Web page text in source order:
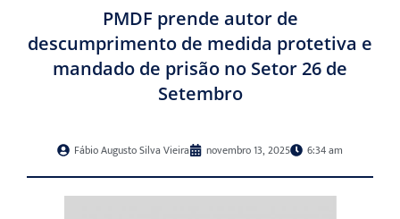
PMDF prende autor de
descumprimento de medida protetiva e
mandado de prisão no Setor 26 de
Setembro
Fábio Augusto Silva Vieira novembro 13, 2025 6:34 am